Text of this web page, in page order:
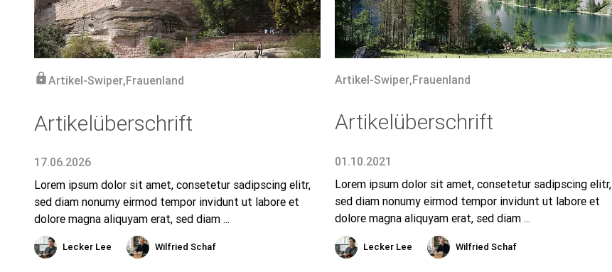
lockArtikel-Swiper,Frauenland
Lecker Lee Wilfried Schaf
Artikelüberschrift
17.06.2026
Lorem ipsum dolor sit amet, consetetur sadipscing elitr,
sed diam nonumy eirmod tempor invidunt ut labore et
dolore magna aliquyam erat, sed diam ...
Artikel-Swiper,Frauenland
Lecker Lee Wilfried Schaf
Artikelüberschrift
01.10.2021
Lorem ipsum dolor sit amet, consetetur sadipscing elitr,
sed diam nonumy eirmod tempor invidunt ut labore et
dolore magna aliquyam erat, sed diam ...